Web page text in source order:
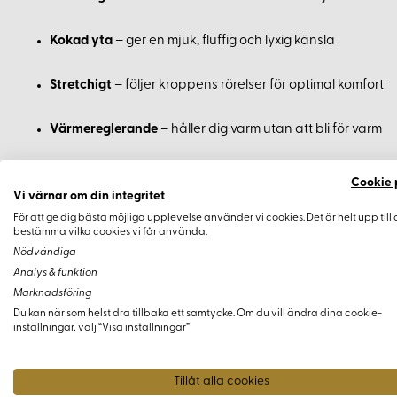
Kokad yta – ger en mjuk, fluffig och lyxig känsla
Stretchigt – följer kroppens rörelser för optimal komfort
Värmereglerande – håller dig varm utan att bli för varm
Användningsområden
Detta mångsidiga ylletyg passar utmärkt till en rad olika plagg
Tröjor och huvtröjor
Cookie
Vi värnar om din integritet
För att ge dig bästa möjliga upplevelse använder vi cookies. Det är helt upp till
bestämma vilka cookies vi får använda.
Nödvändiga
Analys & funktion
Marknadsföring
Du kan när som helst dra tillbaka ett samtycke. Om du vill ändra dina cookie-
inställningar, välj “Visa inställningar”
Tillåt alla cookies